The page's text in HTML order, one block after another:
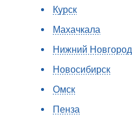
Курск
Махачкала
Нижний Новгород
Новосибирск
Омск
Пенза